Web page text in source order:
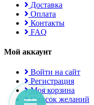
Доставка
Оплата
Контакты
FAQ
Мой аккаунт
Войти на сайт
Регистрация
Моя корзина
Список желаний